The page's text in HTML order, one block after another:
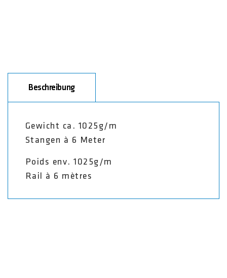
Beschreibung
Gewicht ca. 1025g/m
Stangen à 6 Meter
Poids env. 1025g/m
Rail à 6 mètres